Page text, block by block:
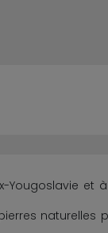
Yougoslavie et
naturelles